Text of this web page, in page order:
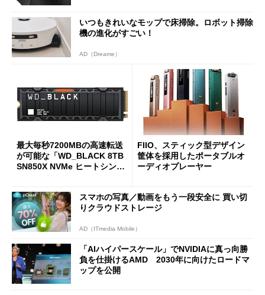
いつもきれいなモップで床掃除。ロボット掃除
機の進化がすごい！
AD（Dreame）
最大毎秒7200MBの高速転送
が可能な「WD_BLACK 8TB
SN850X NVMe ヒートシンク
FIIO、スティック型デザイン
筐体を採用したポータブルオ
ーディオプレーヤー
スマホの写真／動画をもう一段安全に 買い切
りクラウドストレージ
AD（ITmedia Mobile）
「AIハイパースケール」でNVIDIAに真っ向勝
負を仕掛けるAMD 2030年に向けたロードマ
ップを公開